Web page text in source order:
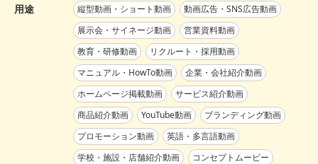
用途 縦型動画・ショート動画
動画広告・SNS広告動画
展示会・サイネージ動画
営業資料動画
教育・研修動画
リクルート・採用動画
マニュアル・HowTo動画
企業・会社紹介動画
ホームページ掲載動画
サービス紹介動画
商品紹介動画
YouTube動画
ブランディング動画
プロモーション動画
英語・多言語動画
学校・施設・店舗紹介動画
コンセプトムービー